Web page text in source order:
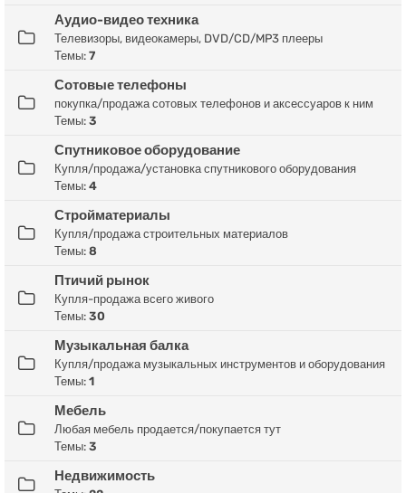
Аудио-видео техника
Телевизоры, видеокамеры, DVD/CD/MP3 плееры
Темы: 7
Сотовые телефоны
покупка/продажа сотовых телефонов и аксессуаров к ним
Темы: 3
Спутниковое оборудование
Купля/продажа/установка спутникового оборудования
Темы: 4
Стройматериалы
Купля/продажа строительных материалов
Темы: 8
Птичий рынок
Купля-продажа всего живого
Темы: 30
Музыкальная балка
Купля/продажа музыкальных инструментов и оборудования
Темы: 1
Мебель
Любая мебель продается/покупается тут
Темы: 3
Недвижимость